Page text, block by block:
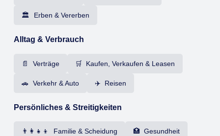
🏛️ Erben & Vererben
Alltag & Verbrauch
📄 Verträge 🛒 Kaufen, Verkaufen & Leasen
🚗 Verkehr & Auto ✈️ Reisen
Persönliches & Streitigkeiten
👨‍👩‍👧‍👦 Familie & Scheidung 🏥 Gesundheit